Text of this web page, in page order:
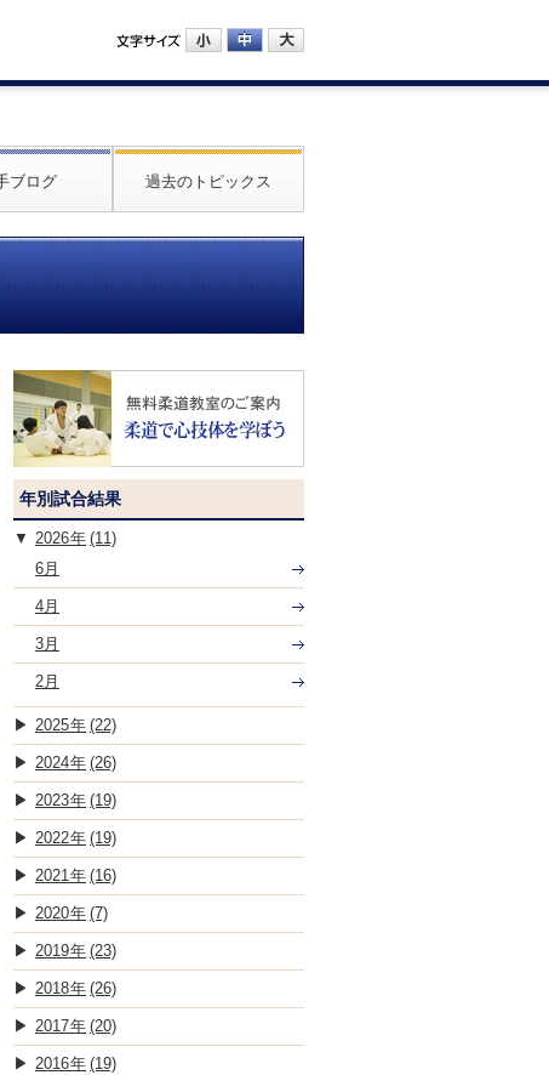
ブログ 過去のトピックス
年別試合結果
2026
(11)
6月
4月
3月
2月
2025 (22)
2024 (26)
2023 (19)
2022 (19)
2021 (16)
2020 (7)
2019 (23)
2018 (26)
2017 (20)
2016 (19)